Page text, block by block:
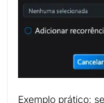
Exemplo prático: